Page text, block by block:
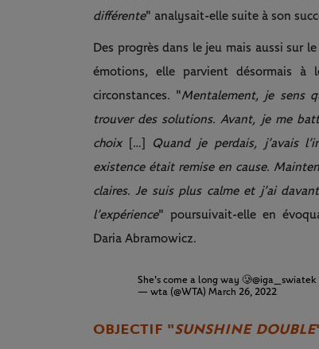
différente" analysait-elle suite à son
Des progrès dans le jeu mais aussi sur
émotions, elle parvient désormais
circonstances. "Mentalement, je sens
trouver des solutions. Avant, je me
choix[…] Quand je perdais, j’avais
existence était remise en cause.
claires. Je suis plus calme et j’ai
l’expérience" poursuivait-elle en
Daria Abramowicz.
She's come a long way 🥲@iga_swiatek
— wta (@WTA)March 26, 2022
OBJECTIF "SUNSHINE DOUBLE